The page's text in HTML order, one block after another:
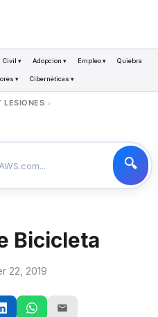
Civil ▾ Adopcion ▾ Empleo ▾ Quiebra
▾ Cibernéticas ▾
LESIONES >
Bicicleta
22, 2019